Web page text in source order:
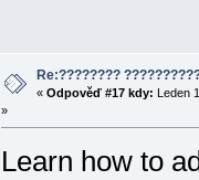
Re:????????
« Odpověď #17 kdy: Leden
»
Learn how to